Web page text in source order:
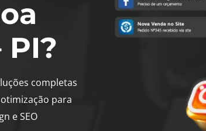
PI?
completas
para
e SEO